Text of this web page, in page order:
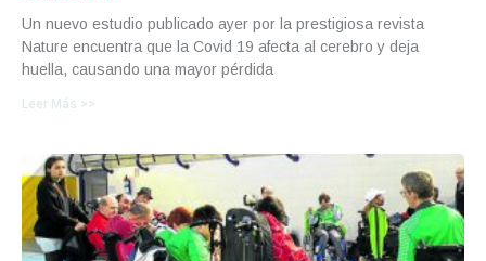
Un nuevo estudio publicado ayer por la prestigiosa revista
Nature encuentra que la Covid 19 afecta al cerebro y deja
huella, causando una mayor pérdida
Leer Más >>